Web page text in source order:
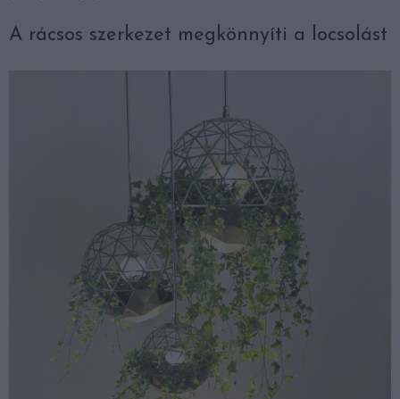
A rácsos szerkezet megkönnyíti a locsolást